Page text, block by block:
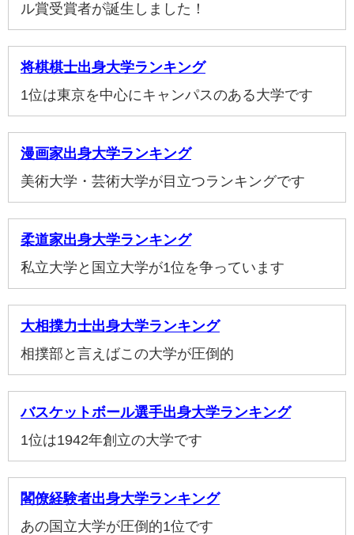
ル賞受賞者が誕生しました！
将棋棋士出身大学ランキング
1位は東京を中心にキャンパスのある大学です
漫画家出身大学ランキング
美術大学・芸術大学が目立つランキングです
柔道家出身大学ランキング
私立大学と国立大学が1位を争っています
大相撲力士出身大学ランキング
相撲部と言えばこの大学が圧倒的
バスケットボール選手出身大学ランキング
1位は1942年創立の大学です
閣僚経験者出身大学ランキング
あの国立大学が圧倒的1位です